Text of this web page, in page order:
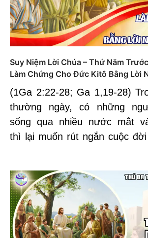
Suy Niệm Lời Chúa – Thứ Năm
Làm Chứng Cho Đức Kitô Bằng Lời
(1Ga 2:22-28; Ga 1,19-28)
thường ngày, có những
sống qua nhiều nước mắt
thì lại muốn rút ngắn cuộc